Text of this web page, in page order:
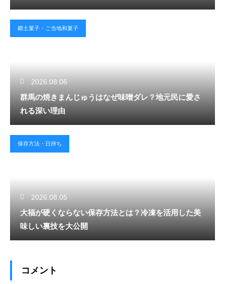
郷土菓子・ご当地和菓子
2026.08.06
群馬の焼きまんじゅうはなぜ味噌ダレ？地元民に愛さ
れる深い理由
保存方法・日持ち
2026.08.05
大福が硬くならない保存方法とは？冷凍を活用した美
味しい裏技を大公開
コメント